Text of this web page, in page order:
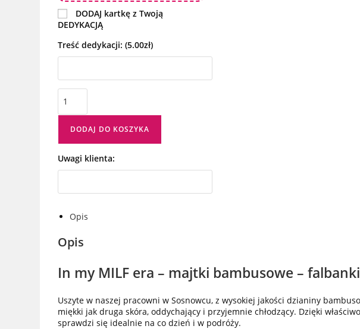
DODAJ kartkę z Twoją
DEDYKACJĄ
Treść dedykacji:(5.00zł)
DODAJ DO KOSZYKA
Uwagi klienta:
Opis
Opis
In my MILF era – majtki bambusowe –
Uszyte w naszej pracowni w Sosnowcu, z wysokiej jakości dzianiny
miękki jak druga skóra, oddychający i przyjemnie chłodzący. Dzięki
sprawdzi się idealnie na co dzień i w podróży.